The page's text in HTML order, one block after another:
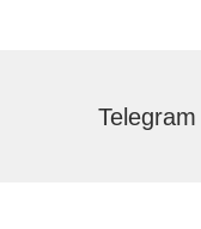
Telegram